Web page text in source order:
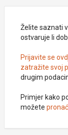
Želite saznati
ostvaruje li
Prijavite se
zatražite svoj
drugim
Primjer kako
možete